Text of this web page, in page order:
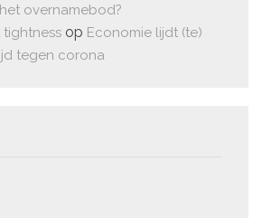
overnamebod?
op Economie lijdt (te)
tegen corona